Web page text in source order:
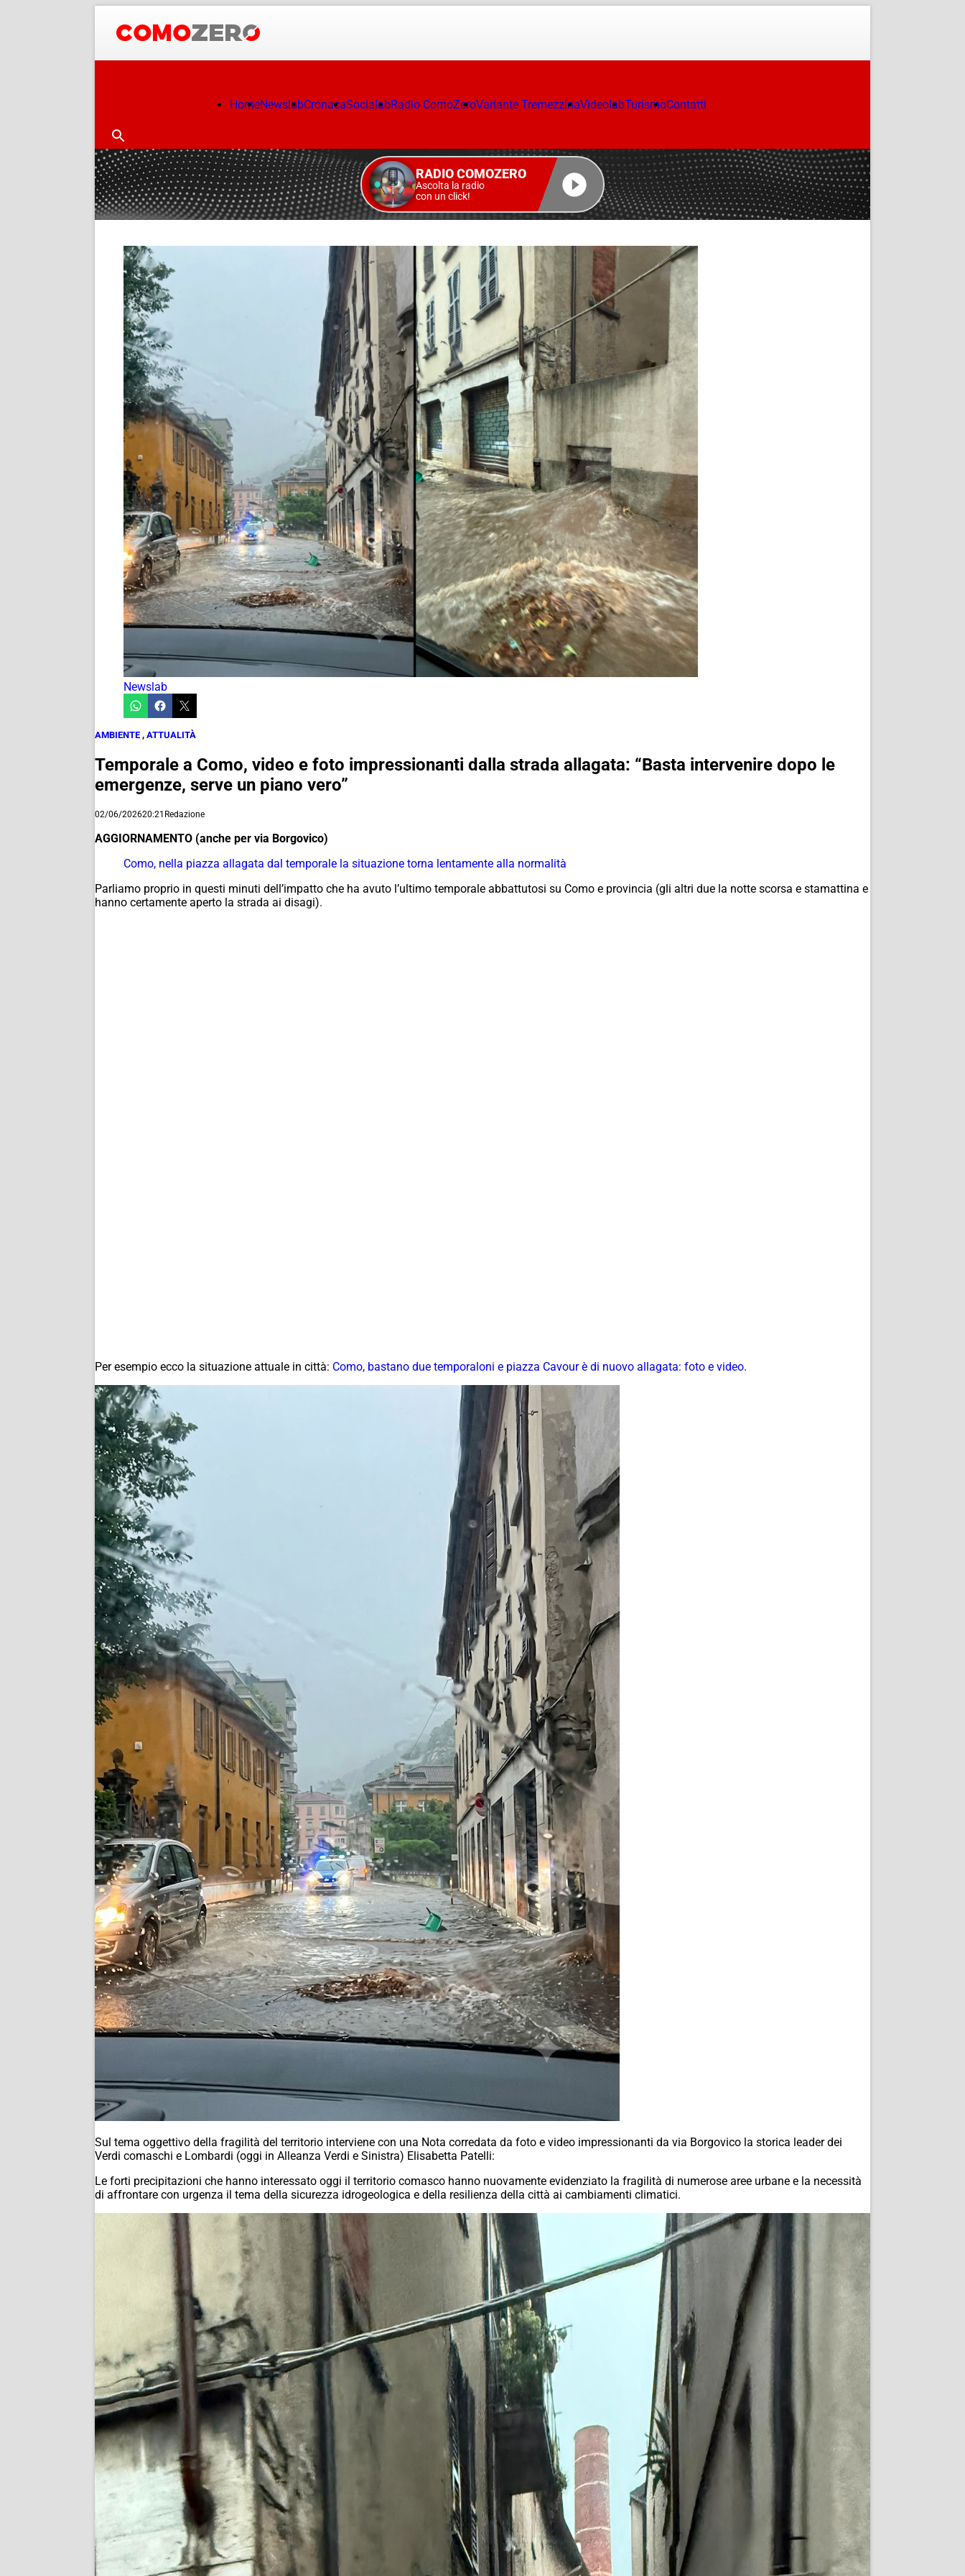
HomeNewslabCronacaSocialabRadio ComoZeroVariante TremezzinaVideolabTurismoContatti
RADIO COMOZERO
Ascolta la radio
con un click!
Newslab
AMBIENTE , ATTUALITÀ
Temporale a Como, video e foto impressionanti dalla strada allagata: “Basta intervenire dopo le
emergenze, serve un piano vero”
02/06/202620:21 Redazione
AGGIORNAMENTO (anche per via Borgovico)
Como, nella piazza allagata dal temporale la situazione torna lentamente alla normalità
Parliamo proprio in questi minuti dell’impatto che ha avuto l’ultimo temporale abbattutosi su Como e provincia (gli altri due la notte scorsa e stamattina e
hanno certamente aperto la strada ai disagi).
Per esempio ecco la situazione attuale in città: Como, bastano due temporaloni e piazza Cavour è di nuovo allagata: foto e video.
Sul tema oggettivo della fragilità del territorio interviene con una Nota corredata da foto e video impressionanti da via Borgovico la storica leader dei
Verdi comaschi e Lombardi (oggi in Alleanza Verdi e Sinistra) Elisabetta Patelli:
Le forti precipitazioni che hanno interessato oggi il territorio comasco hanno nuovamente evidenziato la fragilità di numerose aree urbane e la necessità
di affrontare con urgenza il tema della sicurezza idrogeologica e della resilienza della città ai cambiamenti climatici.